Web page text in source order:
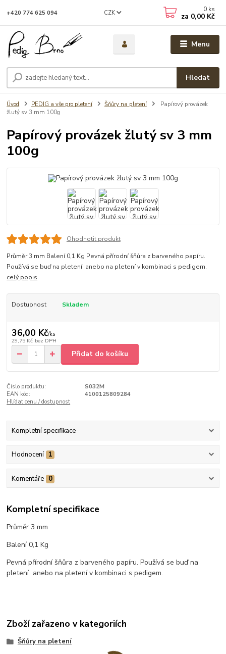
Menu
CZK
Hledat
+420 774 625 094 0 ks
za 0,00 Kč
Úvod PEDIG a vše pro pletení Šňůry na pletení
Papírový provázek
žlutý sv 3 mm 100g
Papírový provázek žlutý sv 3 mm
100g
Ohodnotit produkt
Průměr 3 mm Balení 0,1 Kg Pevná přírodní šňůra z barveného papíru.
Používá se buď na pletení anebo na pletení v kombinaci s pedigem.
celý popis
Dostupnost Skladem
36,00 Kč/ks
29,75 Kč bez DPH
Přidat do košíku
Číslo produktu:
S032M
EAN kód:
4100125809284
Hlídat cenu / dostupnost
Kompletní specifikace
Hodnocení 1
Komentáře 0
Kompletní specifikace
Průměr 3 mm
Balení 0,1 Kg
Pevná přírodní šňůra z barveného papíru. Používá se buď na
pletení anebo na pletení v kombinaci s pedigem.
Zboží zařazeno v kategoriích
Šňůry na pletení